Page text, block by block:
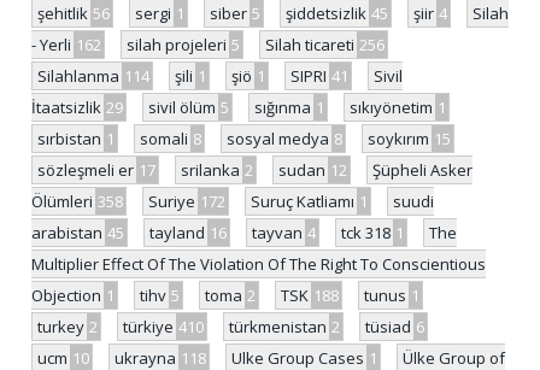
şehitlik 56 sergi 1 siber 5 şiddetsizlik 45 şiir 4
Silah
- Yerli 162 silah projeleri 5 Silah ticareti 256
Silahlanma 114 şili 1 şiö 1 SIPRI 41
Sivil
İtaatsizlik 29 sivil ölüm 5 sığınma 1 sıkıyönetim 1
sırbistan 1 somali 8 sosyal medya 8 soykırım 15
sözleşmeli er 17 srilanka 2 sudan 12
Şüpheli Asker
Ölümleri 358 Suriye 172 Suruç Katliamı 1
suudi
arabistan 45 tayland 16 tayvan 4 tck 318 1
The
Multiplier Effect Of The Violation Of The Right To Conscientious
Objection 1 tihv 5 toma 2 TSK 188 tunus 1
turkey 2 türkiye 410 türkmenistan 2 tüsiad 6
ucm 10 ukrayna 118 Ulke Group Cases 1
Ülke Group of